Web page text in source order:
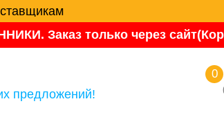
Заказ только через
предложений!
0